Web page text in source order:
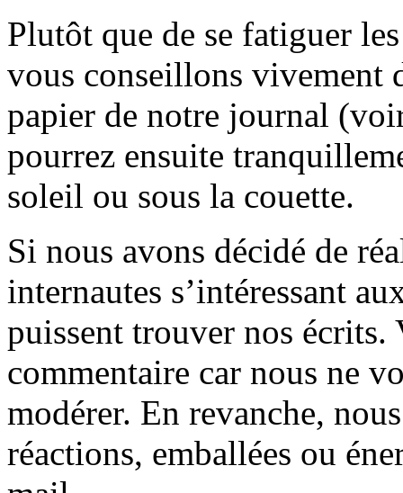
Plutôt que de se fatiguer
vous conseillons vivement
papier de notre journal
pourrez ensuite
soleil ou sous la couette.
Si nous avons décidé de
internautes s’intéressant
puissent trouver nos écrits.
commentaire car nous ne
modérer. En revanche,
réactions, emballées ou